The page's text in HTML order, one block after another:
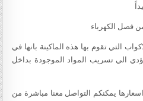
فصل الكهرباء
التي تقوم بها هذه الماكينة بانها في
الي تسريب المواد الموجودة بداخل
يمكنكم التواصل معنا مباشرة من